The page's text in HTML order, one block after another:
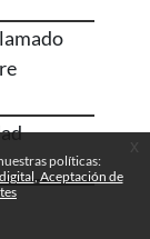
políticas:
Aceptación de